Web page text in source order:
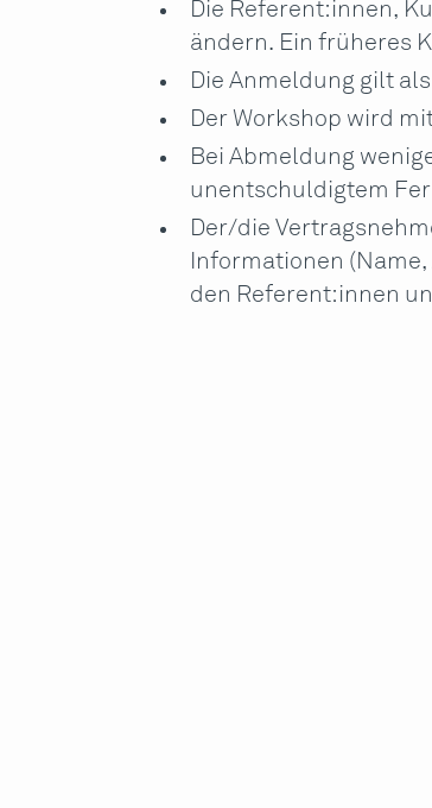
Die Referent:innen,
ändern. Ein früheres
Die Anmeldung gilt
Der Workshop wird
Bei Abmeldung
unentschuldigtem
Der/die
Informationen
den Referent:innen